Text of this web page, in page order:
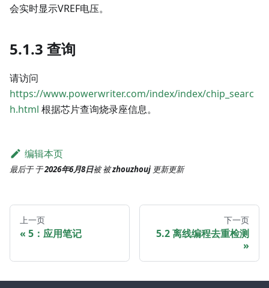
会实时显示VREF电压。
5.1.3 查询
请访问
https://www.powerwriter.com/index/index/chip_searc
h.html 根据芯片查询烧录座信息。
编辑本页
最后于于2026年6月8日被被zhouzhouj更新更新
上一页
5：应用笔记
下一页
5.2 离线编程去重检测